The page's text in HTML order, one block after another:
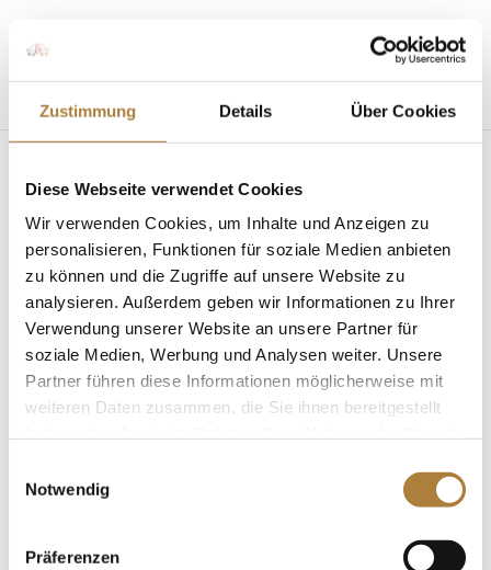
Zustimmung Details Über Cookies
Diese Webseite verwendet Cookies
Wir verwenden Cookies, um Inhalte und Anzeigen zu
personalisieren, Funktionen für soziale Medien anbieten
zu können und die Zugriffe auf unsere Website zu
analysieren. Außerdem geben wir Informationen zu Ihrer
Verwendung unserer Website an unsere Partner für
soziale Medien, Werbung und Analysen weiter. Unsere
Partner führen diese Informationen möglicherweise mit
weiteren Daten zusammen, die Sie ihnen bereitgestellt
Notwendig
Präferenzen
Seite wählen
Halla-Wanderpreis beim TSCHIO Aachen
verliehen
von Insa Strothmann| 26. Mai 2026
Halla-
Wanderpreis
,News
Auszeichnung für das erfolgreichste Springpferd des
TSCHIO Aachen Der Halla-Wanderpreis, benannt
nach der legendären Stute Halla von Hans Günter
Springpferd des Aachener Turniers verliehen. Die